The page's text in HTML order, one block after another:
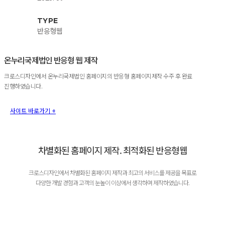
TYPE
반응형웹
온누리국제법인 반응형 웹 제작
크로스디자인에서 온누리국제법인 홈페이지의 반응형 홈페이지제작 수주 후 완료
진행하였습니다.
사이트 바로가기 +
차별화된 홈페이지 제작. 최적화된 반응형웹
크로스디자인에서 차별화된 홈페이지 제작과 최고의 서비스를 제공을 목표로
다양한 개발 경험과 고객의 눈높이 이상에서 생각하며 제작하였습니다.